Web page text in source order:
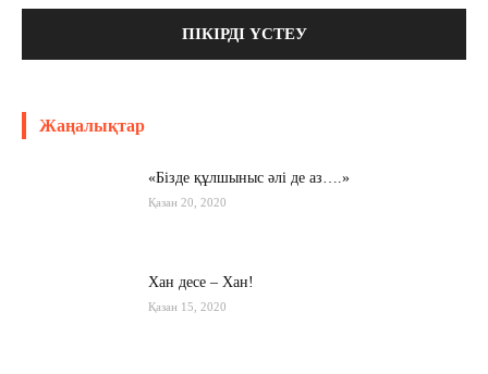
Жаңалықтар
«Бізде құлшыныс әлі де аз….»
Қазан 20, 2020
Хан десе – Хан!
Қазан 15, 2020